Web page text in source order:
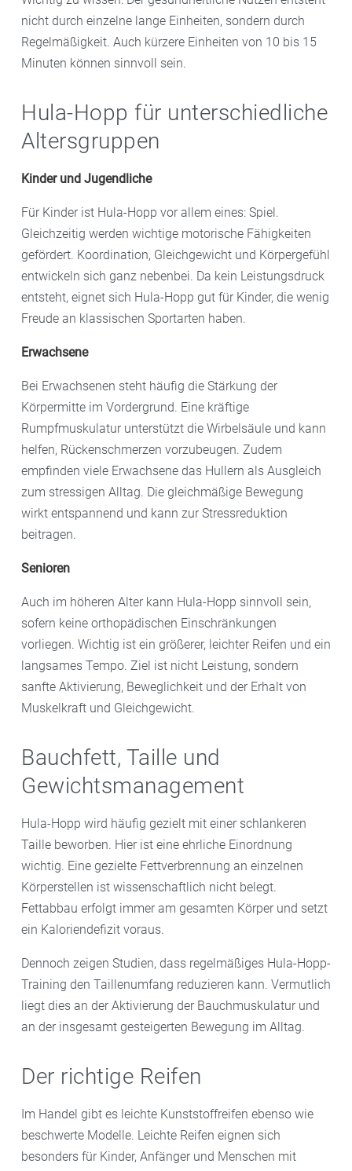
nicht durch einzelne lange Einheiten, sondern durch
Regelmäßigkeit. Auch kürzere Einheiten von 10 bis 15
Minuten können sinnvoll sein.
Hula-Hopp für unterschiedliche
Altersgruppen
Kinder und Jugendliche
Für Kinder ist Hula-Hopp vor allem eines: Spiel.
Gleichzeitig werden wichtige motorische Fähigkeiten
gefördert. Koordination, Gleichgewicht und Körpergefühl
entwickeln sich ganz nebenbei. Da kein Leistungsdruck
entsteht, eignet sich Hula-Hopp gut für Kinder, die wenig
Freude an klassischen Sportarten haben.
Erwachsene
Bei Erwachsenen steht häufig die Stärkung der
Körpermitte im Vordergrund. Eine kräftige
Rumpfmuskulatur unterstützt die Wirbelsäule und kann
helfen, Rückenschmerzen vorzubeugen. Zudem
empfinden viele Erwachsene das Hullern als Ausgleich
zum stressigen Alltag. Die gleichmäßige Bewegung
wirkt entspannend und kann zur Stressreduktion
beitragen.
Senioren
Auch im höheren Alter kann Hula-Hopp sinnvoll sein,
sofern keine orthopädischen Einschränkungen
vorliegen. Wichtig ist ein größerer, leichter Reifen und ein
langsames Tempo. Ziel ist nicht Leistung, sondern
sanfte Aktivierung, Beweglichkeit und der Erhalt von
Muskelkraft und Gleichgewicht.
Bauchfett, Taille und
Gewichtsmanagement
Hula-Hopp wird häufig gezielt mit einer schlankeren
Taille beworben. Hier ist eine ehrliche Einordnung
wichtig. Eine gezielte Fettverbrennung an einzelnen
Körperstellen ist wissenschaftlich nicht belegt.
Fettabbau erfolgt immer am gesamten Körper und setzt
ein Kaloriendefizit voraus.
Dennoch zeigen Studien, dass regelmäßiges Hula-Hopp-
Training den Taillenumfang reduzieren kann. Vermutlich
liegt dies an der Aktivierung der Bauchmuskulatur und
an der insgesamt gesteigerten Bewegung im Alltag.
Der richtige Reifen
Im Handel gibt es leichte Kunststoffreifen ebenso wie
beschwerte Modelle. Leichte Reifen eignen sich
besonders für Kinder, Anfänger und Menschen mit